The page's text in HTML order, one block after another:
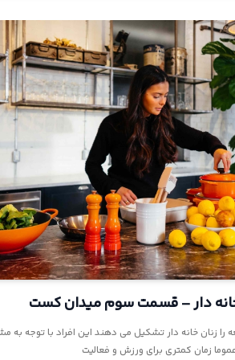
دار – قسمت سوم میدان کست
زنان خانه دار تشکیل می دهند این افراد با توجه به
زمان کمتری برای ورزش و فعالیت